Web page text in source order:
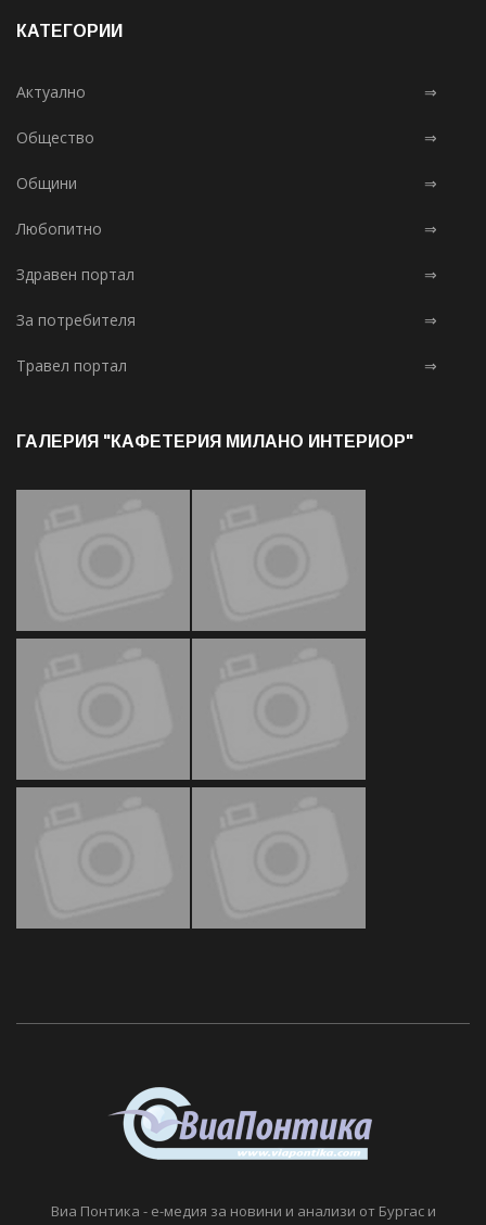
КАТЕГОРИИ
Актуално ⇒
Общество ⇒
Общини ⇒
Любопитно ⇒
Здравен портал ⇒
За потребителя ⇒
Травел портал ⇒
ГАЛЕРИЯ "КАФЕТЕРИЯ МИЛАНО ИНТЕРИОР"
Виа Понтика - е-медия за новини и анализи от Бургас и